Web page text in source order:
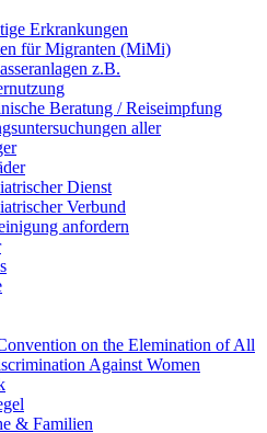
Erkrankungen
für Migranten (MiMi)
z.B.
Beratung / Reiseimpfung
aller
Dienst
Verbund
anfordern
on the Elemination of All
Against Women
& Familien